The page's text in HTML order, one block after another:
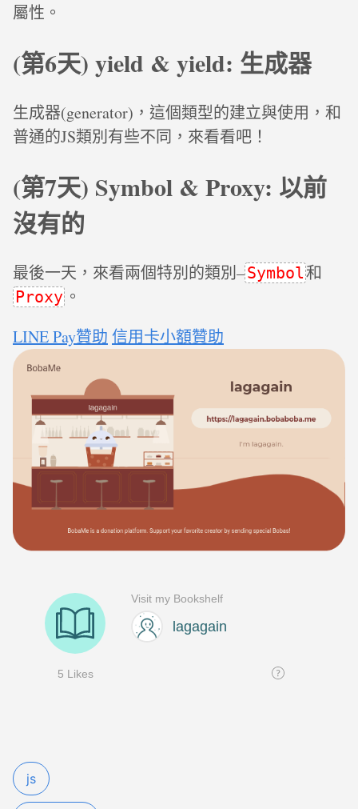
屬性。
(第6天) yield & yield: 生成器
生成器(generator)，這個類型的建立與使用，和
普通的JS類別有些不同，來看看吧！
(第7天) Symbol & Proxy: 以前
沒有的
最後一天，來看兩個特別的類別–Symbol和
Proxy 。
LINE Pay贊助 信用卡小額贊助
js